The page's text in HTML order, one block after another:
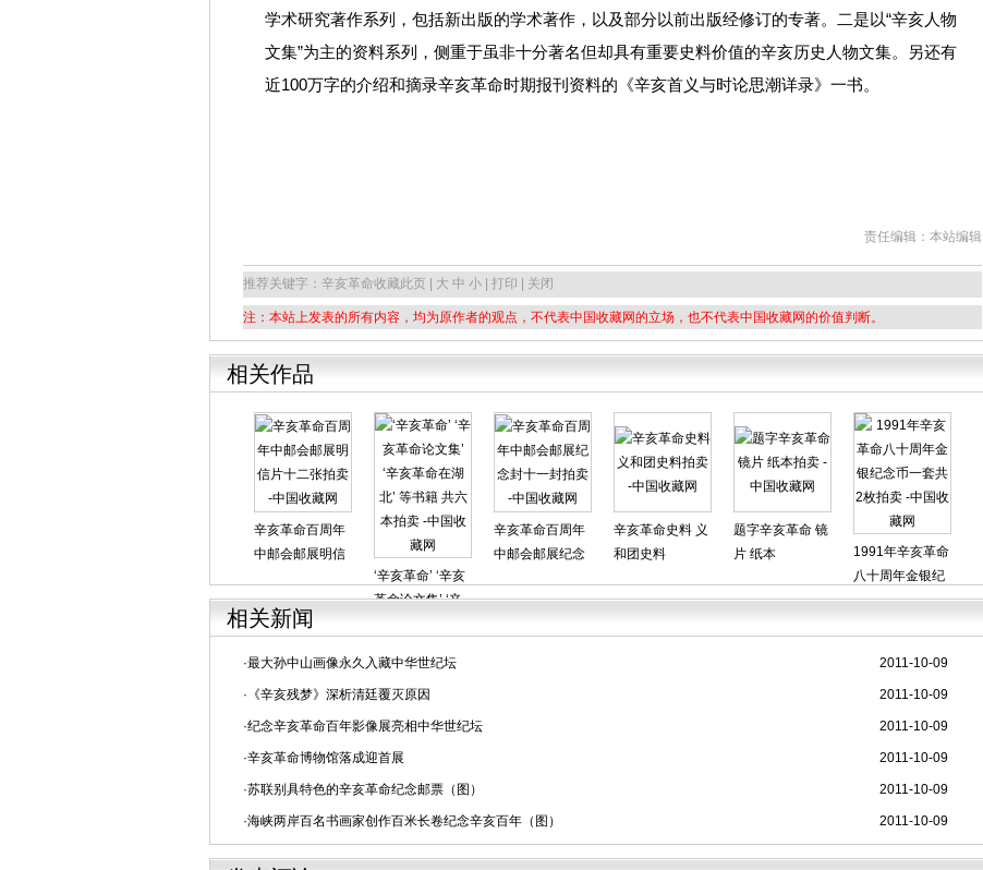
学术研究著作系列，包括新出版的学术著作，以及部分以前出版经修订的专著。二是以“辛亥人物
文集”为主的资料系列，侧重于虽非十分著名但却具有重要史料价值的辛亥历史人物文集。另还有
近100万字的介绍和摘录辛亥革命时期报刊资料的《辛亥首义与时论思潮详录》一书。
责任编辑：本站编辑
推荐关键字：辛亥革命收藏此页 | 大 中 小 | 打印 | 关闭
注：本站上发表的所有内容，均为原作者的观点，不代表中国收藏网的立场，也不代表中国收藏网的价值判断。
相关作品
辛亥革命百周年
中邮会邮展明信
‘辛亥革命’ ‘辛亥
革命论文集’ ‘辛
辛亥革命百周年
中邮会邮展纪念
辛亥革命史料 义
和团史料
题字辛亥革命 镜
片 纸本
1991年辛亥革命
八十周年金银纪
念币一套共2枚
相关新闻
·最大孙中山画像永久入藏中华世纪坛 2011-10-09
· 《辛亥残梦》深析清廷覆灭原因 2011-10-09
·纪念辛亥革命百年影像展亮相中华世纪坛 2011-10-09
·辛亥革命博物馆落成迎首展 2011-10-09
·苏联别具特色的辛亥革命纪念邮票（图） 2011-10-09
·海峡两岸百名书画家创作百米长卷纪念辛亥百年（图） 2011-10-09